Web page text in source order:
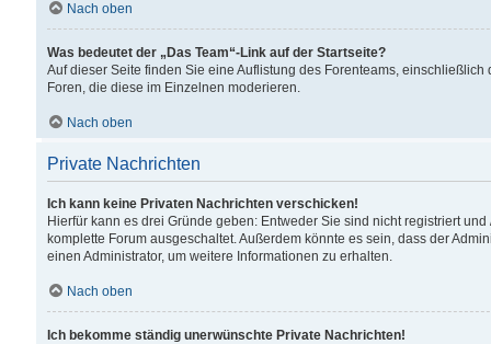
Nach oben
Was bedeutet der „Das Team“-Link auf der Startseite?
Auf dieser Seite finden Sie eine Auflistung des Forenteams,
Foren, die diese im Einzelnen moderieren.
Nach oben
Private Nachrichten
Ich kann keine Privaten Nachrichten verschicken!
Hierfür kann es drei Gründe geben: Entweder Sie sind nicht registriert
komplette Forum ausgeschaltet. Außerdem könnte es sein, dass der
einen Administrator, um weitere Informationen zu erhalten.
Nach oben
Ich bekomme ständig unerwünschte Private Nachrichten!